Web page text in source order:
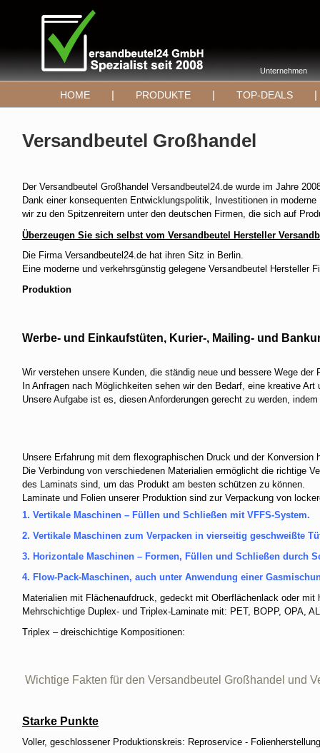
Unternehmen
HOME | PRODUKTE | TOP-DEALS |
Versandbeutel Großhandel
Der Versandbeutel Großhandel Versandbeutel24.de wurde im Jahre
Dank einer konsequenten Entwicklungspolitik, Investitionen in
wir zu den Spitzenreitern unter den deutschen Firmen, die sich auf
Überzeugen Sie sich selbst vom Versandbeutel Hersteller
Die Firma Versandbeutel24.de hat ihren Sitz in Berlin.
Eine moderne und verkehrsgünstig gelegene Versandbeutel Hersteller
Produktion
Werbe- und Einkaufstüten, Kurier-, Mailing- und
Wir verstehen unsere Kunden, die ständig neue und bessere Wege der
In Anfragen nach Möglichkeiten sehen wir den Bedarf, eine kreative
Unsere Aufgabe ist es, diesen Anforderungen gerecht zu werden,
Unsere Erfahrung mit dem flexographischen Druck und der
Die Verbindung von verschiedenen Materialien ermöglicht die richtige
des Laminats sind, um das Produkt am besten schützen zu können.
Laminate und Folien unserer Produktion sind zur Verpackung von
1. Vertikale Maschinen – Füllen und Schließen mit VFFS-System.
2. Vertikale Maschinen zum Verpacken in vierseitig geschweißte
3. Horizontale Maschinen – Formen, Füllen und Schließen durch
4. Flow-Pack-Maschinen, auch unter Anwendung einer
Materialien mit Flächenaufdruck, gedeckt mit Oberflächenlack oder mit
Mehrschichtige Duplex- und Triplex-Laminate mit: PET, BOPP, OPA,
Triplex – dreischichtige Kompositionen:
Wichtige Fakten für den Versandbeutel Großhandel und
Starke Punkte
Voller, geschlossener Produktionskreis: Reproservice -